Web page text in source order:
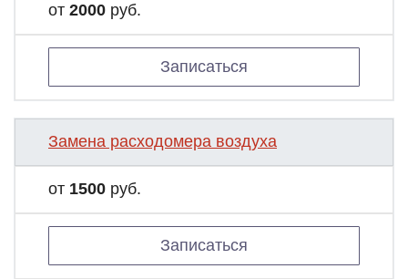
от 2000 руб.
Записаться
Замена расходомера воздуха
от 1500 руб.
Записаться